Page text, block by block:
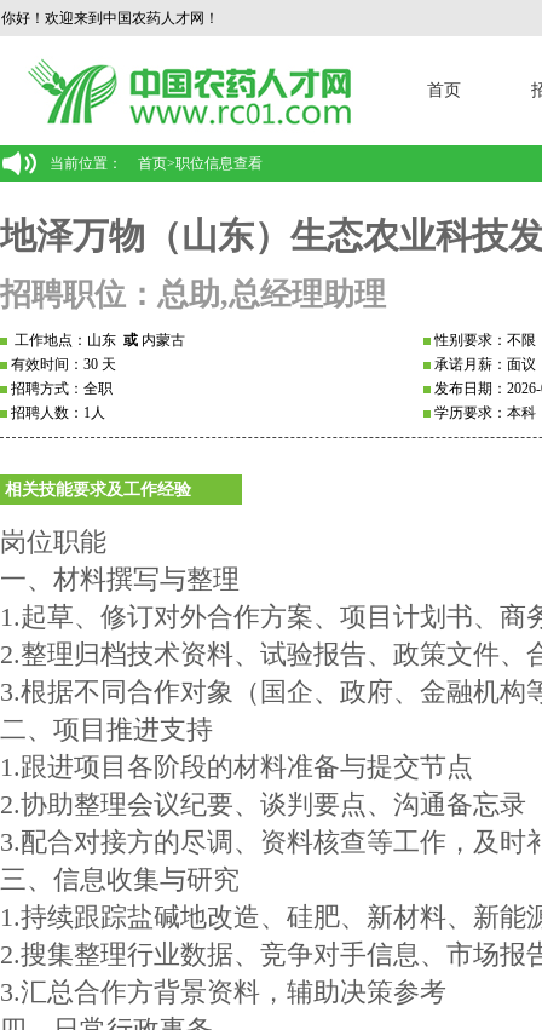
你好！欢迎来到中国农药人才网！
首页
当前位置： 首页>职位信息查看
地泽万物（山东）生态农业科技
招聘职位：总助,总经理助理
工作地点：山东 或 内蒙古
有效时间：30 天
招聘方式：全职
招聘人数：1人
性别要求：不限
承诺月薪：面议
发布日期：
学历要求：本科
相关技能要求及工作经验
岗位职能
一、材料撰写与整理
1.起草、修订对外合作方案、项目计划书、商
2.整理归档技术资料、试验报告、政策文件、
3.根据不同合作对象（国企、政府、金融机构
二、项目推进支持
1.跟进项目各阶段的材料准备与提交节点
2.协助整理会议纪要、谈判要点、沟通备忘录
3.配合对接方的尽调、资料核查等工作，及时
三、信息收集与研究
1.持续跟踪盐碱地改造、硅肥、新材料、新能
2.搜集整理行业数据、竞争对手信息、市场报
3.汇总合作方背景资料，辅助决策参考